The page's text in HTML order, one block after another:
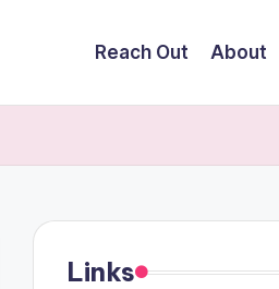
Reach Out About
Links